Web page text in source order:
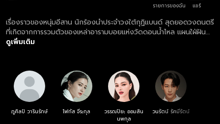
รายการของฉัน
แชร์
เรื่องราวของหนุ่มอีสาน นักร้องนำประจำวงใต้กุฏิแบนด์ สุดยอดวงดนตรี
ที่เกิดจากการรวมตัวของเหล่าอารามบอยแห่งวัดดอนน้ำไหล แผนใฝ่ฝัน
อย่างเป็นนักร้อง แต่เส้นทางความฝันของเขาก็ไม่ง่ายอย่างที่ตั้งใจไว้ รวม
ดูเพิ่มเติม
ภูศิลป์ วารินรักษ์ โฟกัส จีระกุล
วรรณปิยะ ออมสิน
นพกุล
วนรัตน์ รัศมีรัตน์